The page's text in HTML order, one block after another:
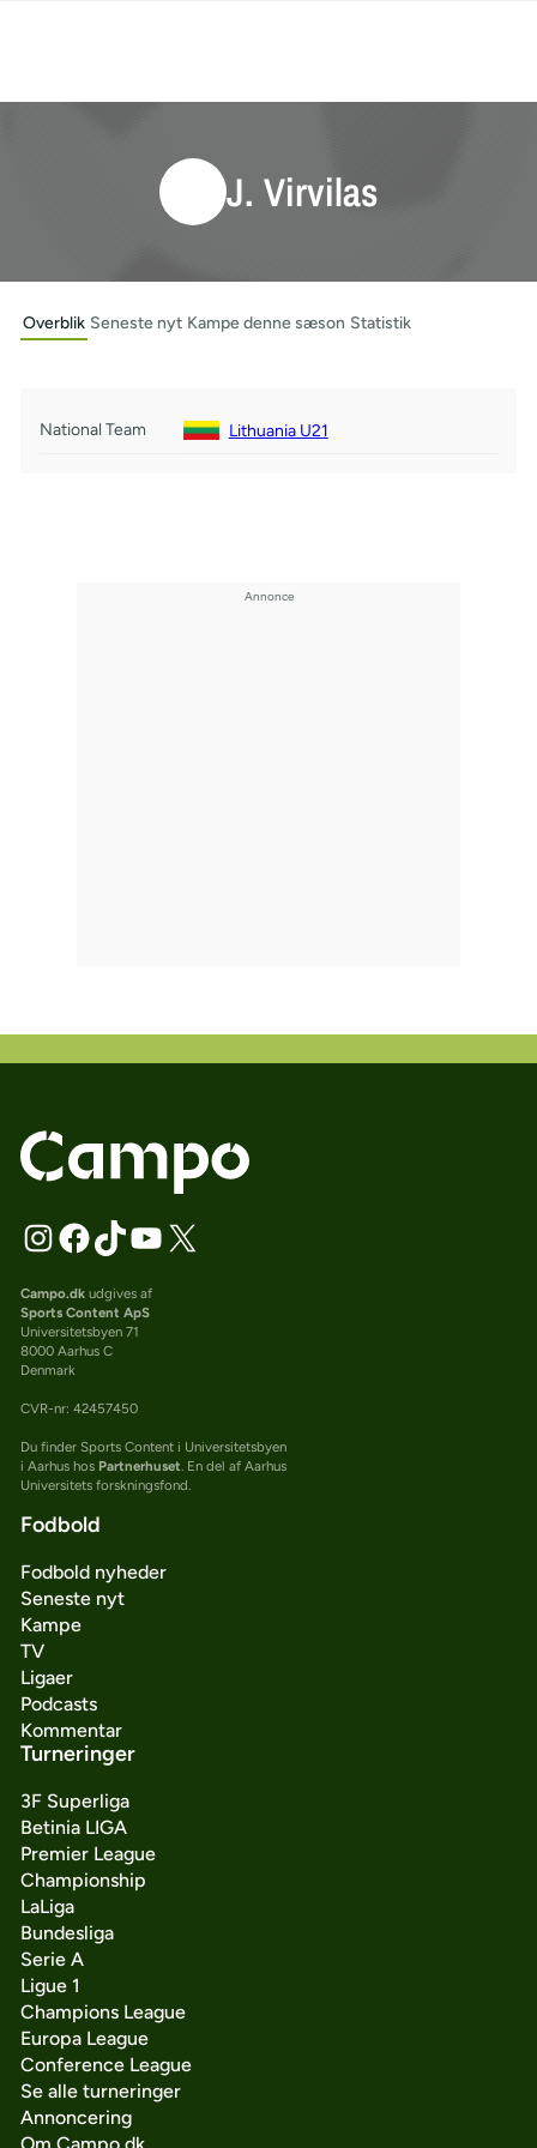
J. Virvilas
Overblik Seneste nyt Kampe denne sæson Statistik
National Team Lithuania U21
Campo.dkudgives af
Sports Content ApS
Universitetsbyen 71
8000 Aarhus C
Denmark
CVR-nr: 42457450
Du finder Sports Content i Universitetsbyen
i Aarhus hos Partnerhuset. En del af Aarhus
Universitets forskningsfond.
Fodbold
Fodbold nyheder
Seneste nyt
Kampe
TV
Ligaer
Podcasts
Kommentar
Turneringer
3F Superliga
Betinia LIGA
Premier League
Championship
LaLiga
Bundesliga
Serie A
Ligue 1
Champions League
Europa League
Conference League
Se alle turneringer
Annoncering